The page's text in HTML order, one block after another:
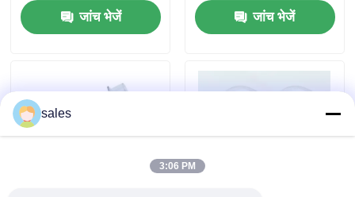
हमसे संपर्क करें
एक बोली का अनुरोध
ईटी ट्यूब एयरवे
जांच भेजें
जांच भेजें
sales
3:06 PM